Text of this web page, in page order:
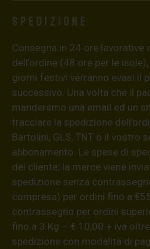
Spedizione
Consegna in 24 ore lavorative
dell’ordine (48 ore per le
giorni festivi verranno evasi il
successivo. Una volta che il
manderemo una email ed un
tracciare la spedizione
Bartolini, GLS, TNT o il vostro
abbonamento. Le spese di
del cliente; la merce viene
spedizione senza
compresa) per ordini fino a
contrassegno per ordini
fino a 3 Kg – € 10,00 + iva
spedizione con modalità di